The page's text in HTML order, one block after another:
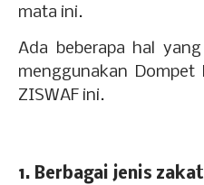
mata ini.
Ada beberapa hal
menggunakan Dompet
ZISWAF ini.
1. Berbagai jenis